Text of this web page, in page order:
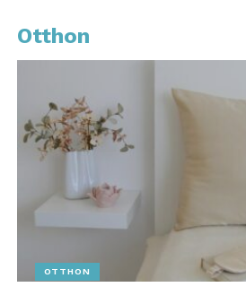
Otthon
OTTHON